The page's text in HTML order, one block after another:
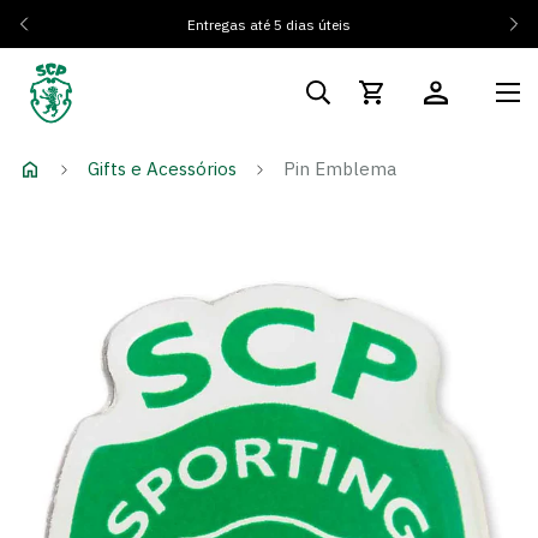
Entregas até 5 dias úteis
Gifts e Acessórios Pin Emblema